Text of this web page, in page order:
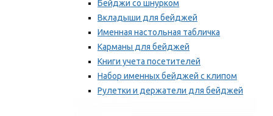
Бейджи со шнурком
Вкладыши для бейджей
Именная настольная табличка
Карманы для бейджей
Книги учета посетителей
Набор именных бейджей с клипом
Рулетки и держатели для бейджей